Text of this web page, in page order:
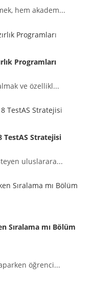
hem akadem...
Programları
ve özellikl...
TestAS Stratejisi
uluslarara...
Sıralama mı Bölüm
öğrenci...